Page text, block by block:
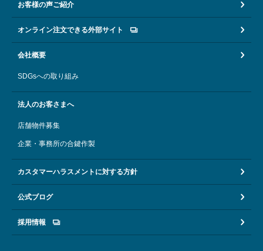
お客様の声ご紹介
オンライン注文できる外部サイト
会社概要
SDGsへの取り組み
法人のお客さまへ
店舗物件募集
企業・事務所の合鍵作製
カスタマーハラスメントに対する方針
公式ブログ
採用情報